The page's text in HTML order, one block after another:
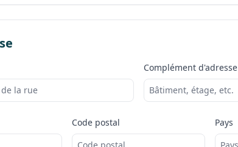
Complément d'adresse
Code postal Pays